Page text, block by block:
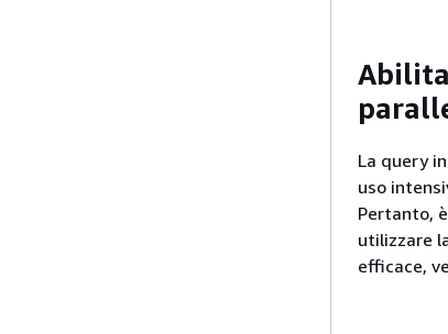
La query
uso
Pertanto,
utilizzare
efficace,